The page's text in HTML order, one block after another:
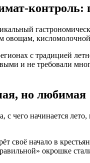
контроль:
овощам,
с традицией
и не требовали
но любимая
с чего начинается
своё начало в
окрошке